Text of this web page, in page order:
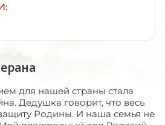
для нашей страны стала
Дедушка говорит, что весь
Родины. И наша семья не